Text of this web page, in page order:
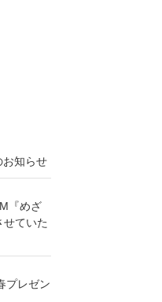
お知らせ
『めざ
ていた
プレゼン